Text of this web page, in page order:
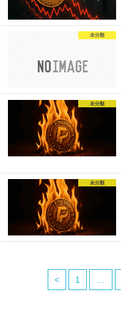
未分類
未分類
未分類
< 1 …